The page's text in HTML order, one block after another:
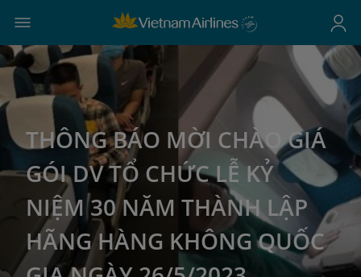
THÔNG BÁO MỜI CHÀO GIÁ
GÓI DV TỔ CHỨC LỄ KỶ
NIỆM 30 NĂM THÀNH LẬP
HÃNG HÀNG KHÔNG QUỐC